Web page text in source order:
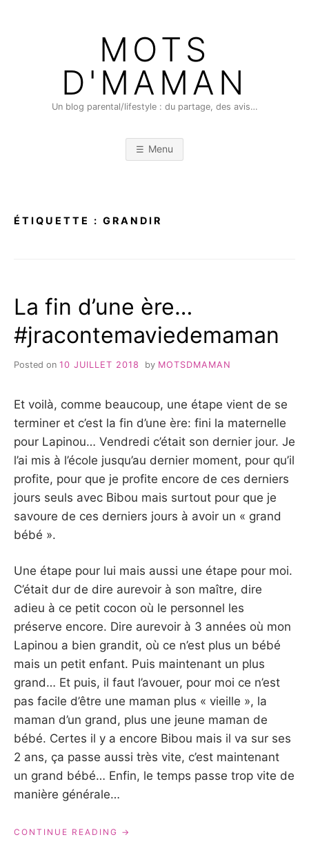
MOTS
D'MAMAN
Un blog parental/lifestyle : du partage, des avis…
Menu
ÉTIQUETTE : GRANDIR
La fin d’une ère…
#jracontemaviedemaman
Posted on 10 JUILLET 2018 by MOTSDMAMAN
Et voilà, comme beaucoup, une étape vient de se
terminer et c’est la fin d’une ère: fini la maternelle
pour Lapinou… Vendredi c’était son dernier jour. Je
l’ai mis à l’école jusqu’au dernier moment, pour qu’il
profite, pour que je profite encore de ces derniers
jours seuls avec Bibou mais surtout pour que je
savoure de ces derniers jours à avoir un « grand
bébé ».
Une étape pour lui mais aussi une étape pour moi.
C’était dur de dire aurevoir à son maître, dire
adieu à ce petit cocon où le personnel les
préserve encore. Dire aurevoir à 3 années où mon
Lapinou a bien grandit, où ce n’est plus un bébé
mais un petit enfant. Puis maintenant un plus
grand… Et puis, il faut l’avouer, pour moi ce n’est
pas facile d’être une maman plus « vieille », la
maman d’un grand, plus une jeune maman de
bébé. Certes il y a encore Bibou mais il va sur ses
2 ans, ça passe aussi très vite, c’est maintenant
un grand bébé… Enfin, le temps passe trop vite de
manière générale…
CONTINUE READING « LA